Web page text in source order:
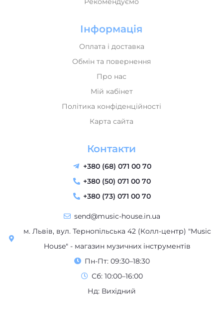
Інформація
Оплата і доставка
Обмін та повернення
Про нас
Мій кабінет
Політика конфіденційності
Карта сайта
Контакти
+380 (68) 071 00 70
+380 (50) 071 00 70
+380 (73) 071 00 70
send@music-house.in.ua
м. Львів, вул. Тернопільська 42 (Колл-центр) "Music
House" - магазин музичних інструментів
Пн-Пт: 09:30–18:30
Сб: 10:00–16:00
Нд: Вихідний